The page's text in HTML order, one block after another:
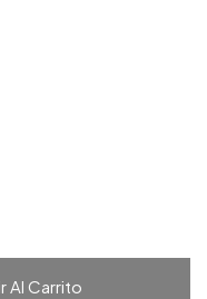
Al Carrito